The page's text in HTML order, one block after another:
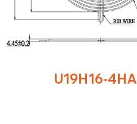
U19H16-4HA